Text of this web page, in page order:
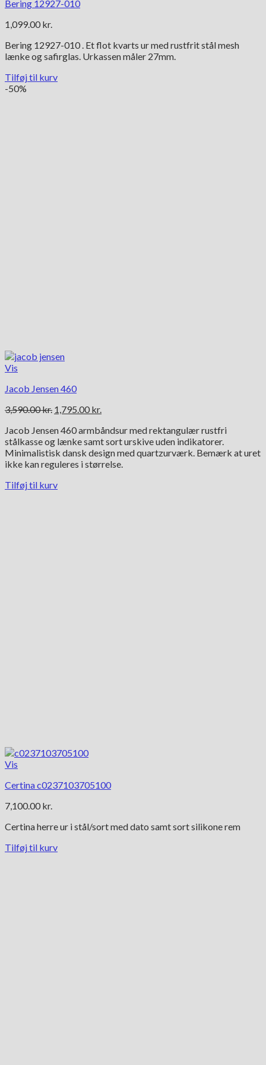
Bering 12927-010
1,099.00 kr.
Bering 12927-010 . Et flot kvarts ur med rustfrit stål mesh
lænke og safirglas. Urkassen måler 27mm.
Tilføj til kurv
-50%
Vis
Jacob Jensen 460
3,590.00kr. Den
pris
var:
3,590.00 kr..
1,795.00 kr.
pris
er:
1,795.00 kr..
Jacob Jensen 460 armbåndsur med rektangulær rustfri
stålkasse og lænke samt sort urskive uden indikatorer.
Minimalistisk dansk design med quartzurværk. Bemærk at uret
ikke kan reguleres i størrelse.
Tilføj til kurv
Vis
Certina c0237103705100
7,100.00 kr.
Certina herre ur i stål/sort med dato samt sort silikone rem
Tilføj til kurv